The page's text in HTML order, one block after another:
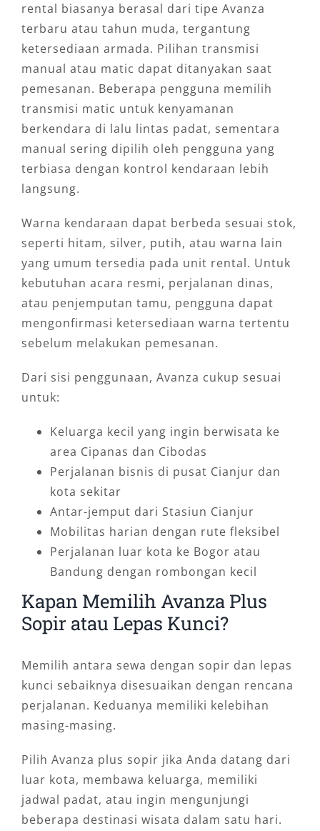
rental biasanya berasal dari tipe Avanza
terbaru atau tahun muda, tergantung
ketersediaan armada. Pilihan transmisi
manual atau matic dapat ditanyakan saat
pemesanan. Beberapa pengguna memilih
transmisi matic untuk kenyamanan
berkendara di lalu lintas padat, sementara
manual sering dipilih oleh pengguna yang
terbiasa dengan kontrol kendaraan lebih
langsung.
Warna kendaraan dapat berbeda sesuai stok,
seperti hitam, silver, putih, atau warna lain
yang umum tersedia pada unit rental. Untuk
kebutuhan acara resmi, perjalanan dinas,
atau penjemputan tamu, pengguna dapat
mengonfirmasi ketersediaan warna tertentu
sebelum melakukan pemesanan.
Dari sisi penggunaan, Avanza cukup sesuai
untuk:
Keluarga kecil yang ingin berwisata ke
area Cipanas dan Cibodas
Perjalanan bisnis di pusat Cianjur dan
kota sekitar
Antar-jemput dari Stasiun Cianjur
Mobilitas harian dengan rute fleksibel
Perjalanan luar kota ke Bogor atau
Bandung dengan rombongan kecil
Kapan Memilih Avanza Plus
Sopir atau Lepas Kunci?
Memilih antara sewa dengan sopir dan lepas
kunci sebaiknya disesuaikan dengan rencana
perjalanan. Keduanya memiliki kelebihan
masing-masing.
Pilih Avanza plus sopir jika Anda datang dari
luar kota, membawa keluarga, memiliki
jadwal padat, atau ingin mengunjungi
beberapa destinasi wisata dalam satu hari.